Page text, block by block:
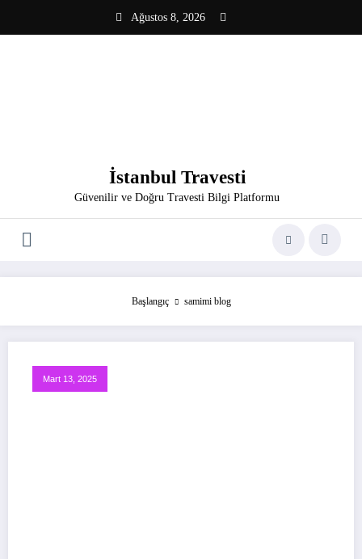
Ağustos 8, 2026
İstanbul Travesti
Güvenilir ve Doğru Travesti Bilgi Platformu
Başlangıç samimi blog
Mart 13, 2025